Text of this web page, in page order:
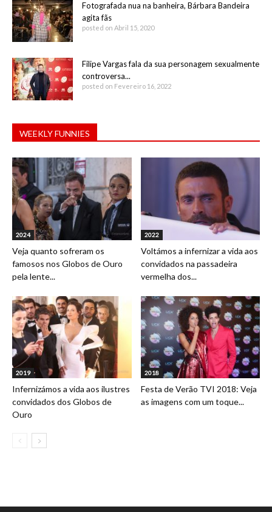
Fotografada nua na banheira, Bárbara Bandeira
agita fãs
posted on Abril 15, 2020
Filipe Vargas fala da sua personagem sexualmente
controversa...
posted on Fevereiro 16, 2022
WEEKLY FUNNIES
2024
Veja quanto sofreram os
famosos nos Globos de Ouro
pela lente...
2022
Voltámos a infernizar a vida aos
convidados na passadeira
vermelha dos...
2019
Infernizámos a vida aos ilustres
convidados dos Globos de
Ouro
2018
Festa de Verão TVI 2018: Veja
as imagens com um toque...